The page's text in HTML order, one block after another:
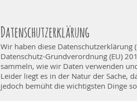
Datenschutzerklärung
Wir haben diese
Datenschutz-Grundverordnung (EU)
sammeln, wie wir Daten verwenden
Leider liegt es in der Natur der Sache,
jedoch bemüht die wichtigsten Dinge